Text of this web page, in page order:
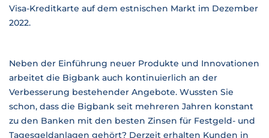
Visa-Kreditkarte auf dem estnischen Markt im Dezember
2022.
Neben der Einführung neuer Produkte und Innovationen
arbeitet die Bigbank auch kontinuierlich an der
Verbesserung bestehender Angebote. Wussten Sie
schon, dass die Bigbank seit mehreren Jahren konstant
zu den Banken mit den besten Zinsen für Festgeld- und
Tagesgeldanlagen gehört? Derzeit erhalten Kunden in